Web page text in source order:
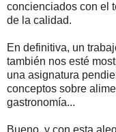
concienciados con el
de la calidad.
En definitiva, un
también nos esté
una asignatura
conceptos sobre
gastronomía...